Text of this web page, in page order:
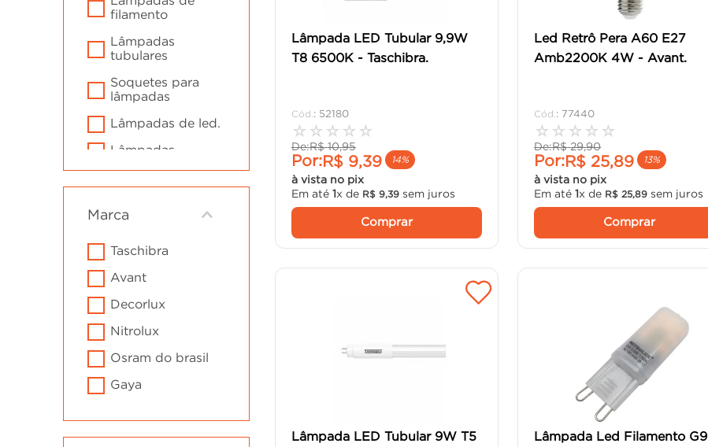
filamento
lâmpadas
tubulares
soquetes para
lâmpadas
lâmpadas de led.
lâmpadas
Marca
taschibra
avant
decorlux
nitrolux
osram do brasil
gaya
save energy
Lâmpada LED Tubular 9,9W
T8 6500K - Taschibra.
: 52180
☆ ☆ ☆ ☆ ☆
De:R$ 10,95
Por:R$ 9,39 14%
à vista no pix
Em até 1x de R$ 9, 39sem juros
Comprar
Led Retrô Pera A60 E27
Amb2200K 4W - Avant.
: 77440
☆ ☆ ☆ ☆ ☆
De:R$ 29,90
Por:R$ 25,89 13%
à vista no pix
Em até1x de R$ 25 ,89 sem juros
Comprar
Lâmpada LED Tubular 9W T5
Lâmpada Led Filamento G9